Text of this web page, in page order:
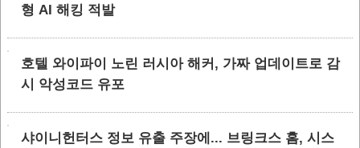
형 AI 해킹 적발
호텔 와이파이 노린 러시아 해커, 가짜 업데이트로 감
시 악성코드 유포
샤이니헌터스 정보 유출 주장에... 브링크스 홈, 시스